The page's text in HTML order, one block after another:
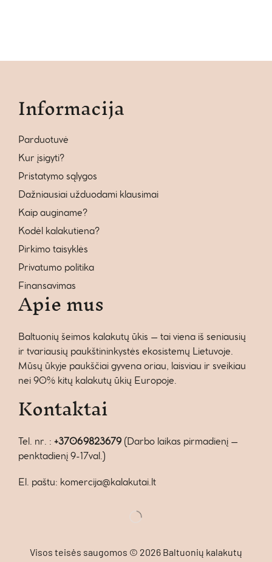
Informacija
Parduotuvė
Kur įsigyti?
Pristatymo sąlygos
Dažniausiai užduodami klausimai
Kaip auginame?
Kodėl kalakutiena?
Pirkimo taisyklės
Privatumo politika
Finansavimas
Apie mus
Baltuonių šeimos kalakutų ūkis – tai viena iš seniausių
ir tvariausių paukštininkystės ekosistemų Lietuvoje.
Mūsų ūkyje paukščiai gyvena oriau, laisviau ir sveikiau
nei 90% kitų kalakutų ūkių Europoje.
Kontaktai
Tel. nr. : +37069823679 (Darbo laikas pirmadienį –
penktadienį 9-17val.)
El. paštu: komercija@kalakutai.lt
Visos teisės saugomos © 2026 Baltuonių kalakutų